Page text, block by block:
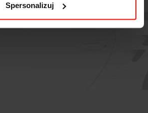
Spersonalizuj